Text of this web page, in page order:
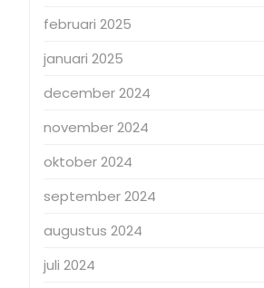
februari 2025
januari 2025
december 2024
november 2024
oktober 2024
september 2024
augustus 2024
juli 2024